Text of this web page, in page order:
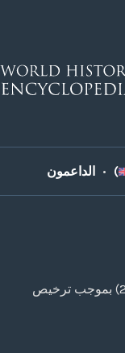
)
•